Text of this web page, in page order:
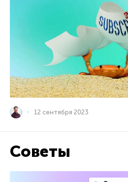
12 сентября 2023
Советы